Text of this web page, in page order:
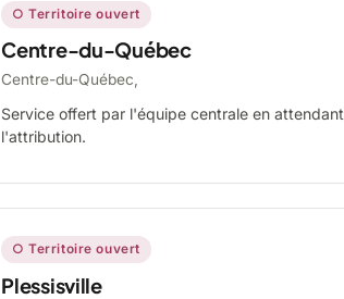
○ Territoire ouvert
Centre-du-Québec
Centre-du-Québec,
Service offert par l'équipe centrale en attendant
l'attribution.
○ Territoire ouvert
Plessisville